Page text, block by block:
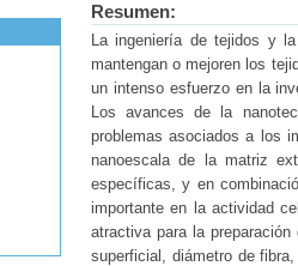
Resumen:
La ingeniería de tejidos y
mantengan o mejoren los
un intenso esfuerzo en la
Los avances de la
problemas asociados a los
nanoescala de la matriz
específicas, y en
importante en la actividad
atractiva para la
superficial, diámetro de